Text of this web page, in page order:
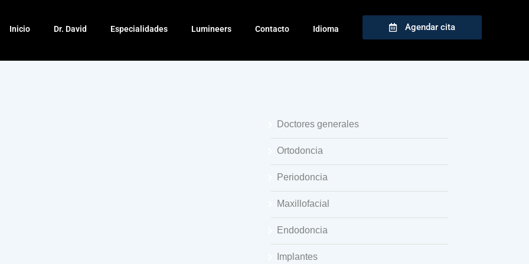
Inicio Dr. David Especialidades Lumineers Contacto Idioma Agendar cita
Doctores generales
Ortodoncia
Periodoncia
Maxillofacial
Endodoncia
Implantes